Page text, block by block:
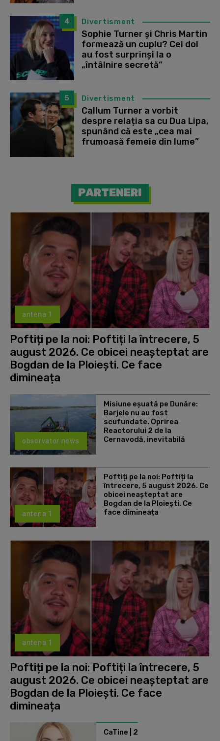
4 Divertisment
Sophie Turner și Chris Martin
formează un cuplu? Cei doi
au fost surprinși la o
„întâlnire secretă”
5 Divertisment
Callum Turner a vorbit
despre relația sa cu Dua Lipa,
spunând că este „cea mai
frumoasă femeie din lume”
PARTENERI
antena 1
Poftiți pe la noi: Poftiți la întrecere, 5
august 2026. Ce obicei neașteptat are
Bogdan de la Ploiești. Ce face
dimineața
observator news
Misiune eșuată pe Dunăre:
Barjele nu au fost
scufundate. Oprirea
Reactorului 2 de la
Cernavodă, inevitabilă
antena 1
Poftiți pe la noi: Poftiți la
întrecere, 5 august 2026. Ce
obicei neașteptat are
Bogdan de la Ploiești. Ce
face dimineața
antena 1
Poftiți pe la noi: Poftiți la întrecere, 5
august 2026. Ce obicei neașteptat are
Bogdan de la Ploiești. Ce face
dimineața
CaTine | 2